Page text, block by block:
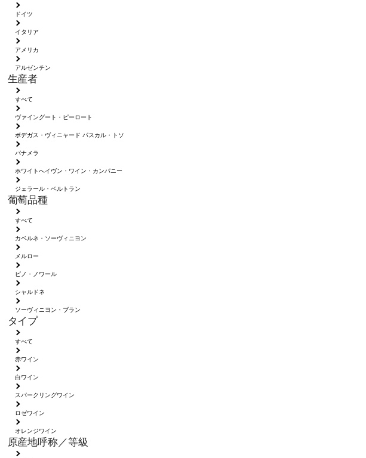
ドイツ
イタリア
アメリカ
アルゼンチン
生産者
すべて
ヴァイングート・ピーロート
ボデガス・ヴィニャード パスカル・トソ
パナメラ
ホワイトへイヴン・ワイン・カンパニー
ジェラール・ベルトラン
葡萄品種
すべて
カベルネ・ソーヴィニヨン
メルロー
ピノ・ノワール
シャルドネ
ソーヴィニヨン・ブラン
タイプ
すべて
赤ワイン
白ワイン
スパークリングワイン
ロゼワイン
オレンジワイン
原産地呼称／等級